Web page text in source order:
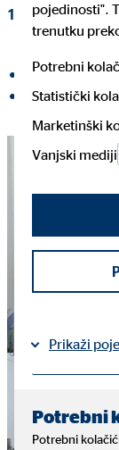
14. lipnja 2019|
Podijeli na
Podijeli na
pojedinosti".
trenutku
Potrebni
Statistički
Marketinški
Vanjski mediji
Prikaži
Potrebni
Potrebni